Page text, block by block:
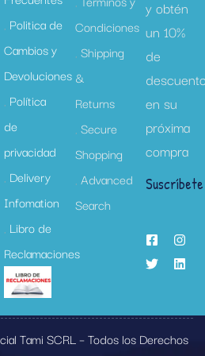
Politica de
Cambios y
Devoluciones
Política
de
privacidad
Delivery
Infomation
Libro de
Reclamaciones
Condiciones
Shipping
&
Returns
Secure
Shopping
Advanced
Search
y obtén
un 10%
de
en su
próxima
compra
Suscríbete
Tami SCRL – Todos los Derechos